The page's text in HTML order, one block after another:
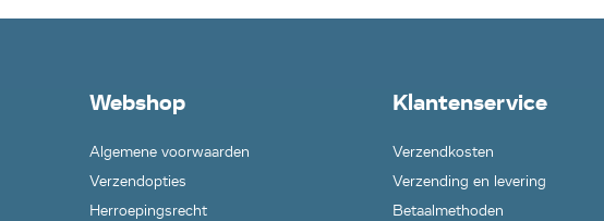
Webshop
Algemene voorwaarden
Verzendopties
Herroepingsrecht
Klantenservice
Verzendkosten
Verzending en levering
Betaalmethoden